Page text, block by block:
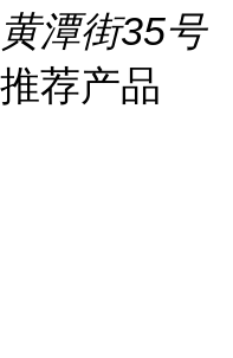
黄潭街35号
推荐产品